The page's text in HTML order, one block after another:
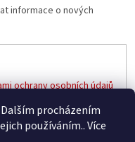
procházením
používáním.. Více
informace o nových
ochrany osobních údajů